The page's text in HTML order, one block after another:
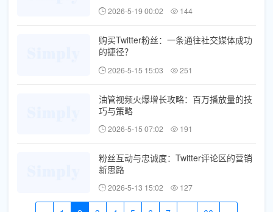
2026-5-19 00:02 144
购买Twitter粉丝：一条通往社交媒体成功
的捷径？
2026-5-15 15:03 251
油管视频火爆增长攻略：百万播放量的技
巧与策略
2026-5-15 07:02 191
粉丝互动与忠诚度：Twitter评论区的营销
新思路
2026-5-13 15:02 127